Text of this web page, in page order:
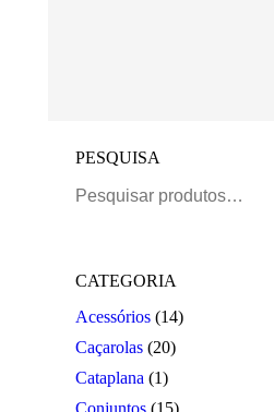
PESQUISA
Pesquisar
CATEGORIA
Acessórios (14)
Caçarolas (20)
Cataplana (1)